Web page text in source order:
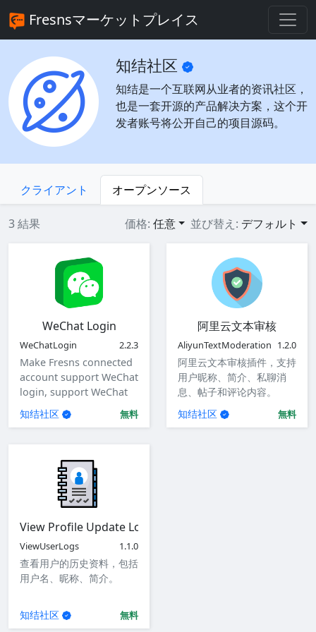
Fresnsマーケットプレイス
知结社区
知结是一个互联网从业者的资讯社区，
也是一套开源的产品解决方案，这个开
发者账号将公开自己的项目源码。
クライアント オープンソース
3 結果 価格: 任意 並び替え: デフォルト
WeChat Login
WeChatLogin 2.2.3
Make Fresns connected
account support WeChat
login, support WeChat
login for website, mini
program, iOS app,
知结社区 無料
阿里云文本审核
AliyunTextModeration 1.2.0
阿里云文本审核插件，支持
用户昵称、简介、私聊消
息、帖子和评论内容。
知结社区
無料
View Profile Update Logs
ViewUserLogs 1.1.0
查看用户的历史资料，包括
用户名、昵称、简介。
知结社区 無料